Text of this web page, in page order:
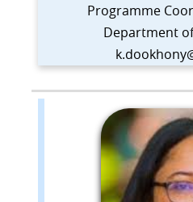
Programme
Department